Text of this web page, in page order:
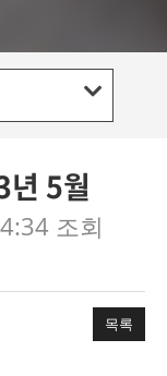
년 5월
조회
목록